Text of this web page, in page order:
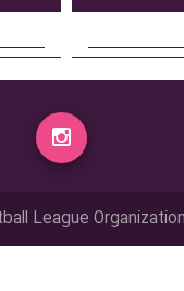
League